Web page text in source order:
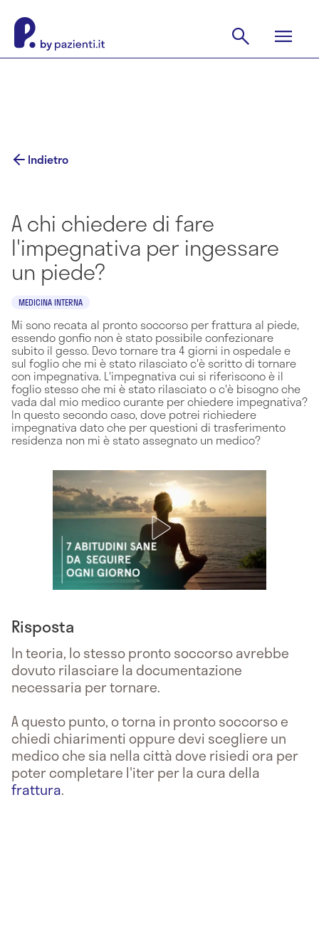
Indietro
A chi chiedere di fare
l'impegnativa per ingessare
un piede?
MEDICINA INTERNA
Mi sono recata al pronto soccorso per frattura al piede,
essendo gonfio non è stato possibile confezionare
subito il gesso. Devo tornare tra 4 giorni in ospedale e
sul foglio che mi è stato rilasciato c'è scritto di tornare
con impegnativa. L'impegnativa cui si riferiscono è il
foglio stesso che mi è stato rilasciato o c'è bisogno che
vada dal mio medico curante per chiedere impegnativa?
In questo secondo caso, dove potrei richiedere
impegnativa dato che per questioni di trasferimento
residenza non mi è stato assegnato un medico?
Risposta
In teoria, lo stesso pronto soccorso avrebbe
dovuto rilasciare la documentazione
necessaria per tornare.
A questo punto, o torna in pronto soccorso e
chiedi chiarimenti oppure devi scegliere un
medico che sia nella città dove risiedi ora per
poter completare l'iter per la cura della
frattura.